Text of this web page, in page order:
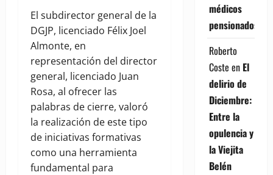
El subdirector general de la
DGJP, licenciado Félix Joel
Almonte, en
representación del director
general, licenciado Juan
Rosa, al ofrecer las
palabras de cierre, valoró
la realización de este tipo
de iniciativas formativas
como una herramienta
fundamental para
médicos
pensionados
Roberto
Coste en El
delirio de
Diciembre:
Entre la
opulencia y
la Viejita
Belén